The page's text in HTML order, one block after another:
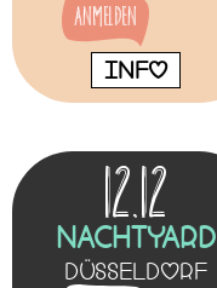
Anmelden
INFO
12.12
NachtYard
Düsseldorf